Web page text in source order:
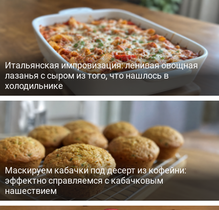
Итальянская импровизация: ленивая овощная
лазанья с сыром из того, что нашлось в
холодильнике
Маскируем кабачки под десерт из кофейни:
эффектно справляемся с кабачковым
нашествием